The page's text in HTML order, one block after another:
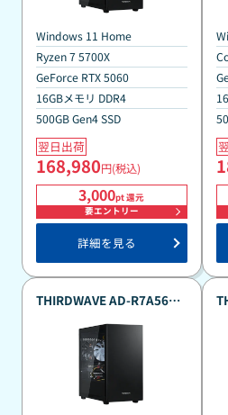
Windows 11 Home
Ryzen 7 5700X
GeForce RTX 5060
16GBメモリ DDR4
500GB Gen4 SSD
翌日出荷
168,980円(税込)
3,000pt 還元
要エントリー
詳細を見る
THIRDWAVE AD-R7A56B-
のポイント還元祭標準モデ
ル 『Minecraft: Java ＆
Bedrock Edition for PC、
PC Game Pass同梱版』